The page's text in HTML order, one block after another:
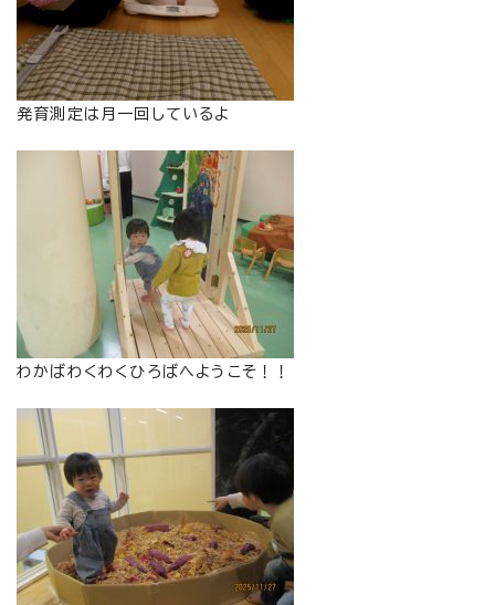
発育測定は月一回しているよ
わかばわくわくひろばへようこそ！！